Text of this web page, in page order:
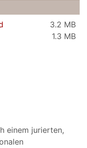
einem jurierten,
3.2 MB
1.3 MB